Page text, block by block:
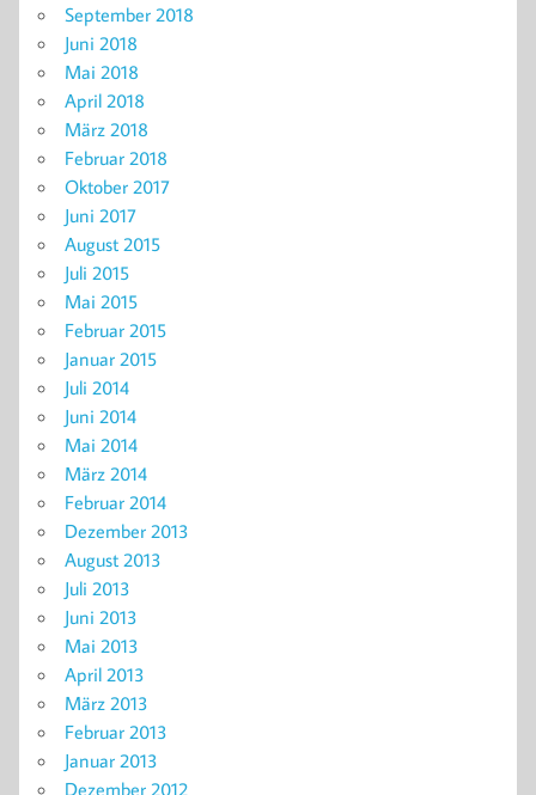
September 2018
Juni 2018
Mai 2018
April 2018
März 2018
Februar 2018
Oktober 2017
Juni 2017
August 2015
Juli 2015
Mai 2015
Februar 2015
Januar 2015
Juli 2014
Juni 2014
Mai 2014
März 2014
Februar 2014
Dezember 2013
August 2013
Juli 2013
Juni 2013
Mai 2013
April 2013
März 2013
Februar 2013
Januar 2013
Dezember 2012